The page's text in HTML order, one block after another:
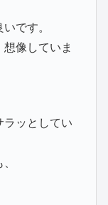
です。
像していま
ラッとしてい